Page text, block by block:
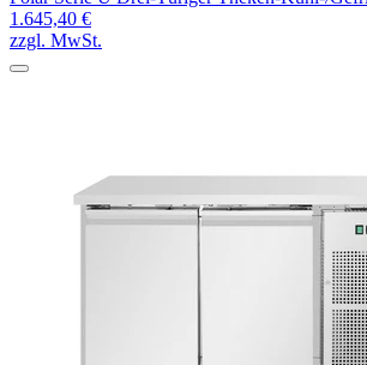
1.645,40 €
zzgl. MwSt.